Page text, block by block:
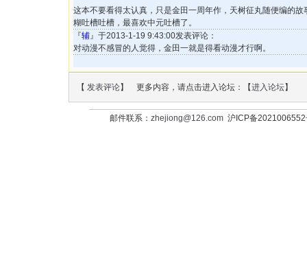
这本不要看得太认真，只是金田一周年作，天树征丸随便编的
糊吐槽吐槽，最喜欢中元吐槽了。
『辅』于2013-1-19 9:43:00发表评论：
对动漫不感冒的人觉得，金田一就是得看动漫才行啊。
【 发表评论】 更多内容，请点击进入论坛：【进入论坛】
邮件联系： zhejiong@126.com沪ICP备